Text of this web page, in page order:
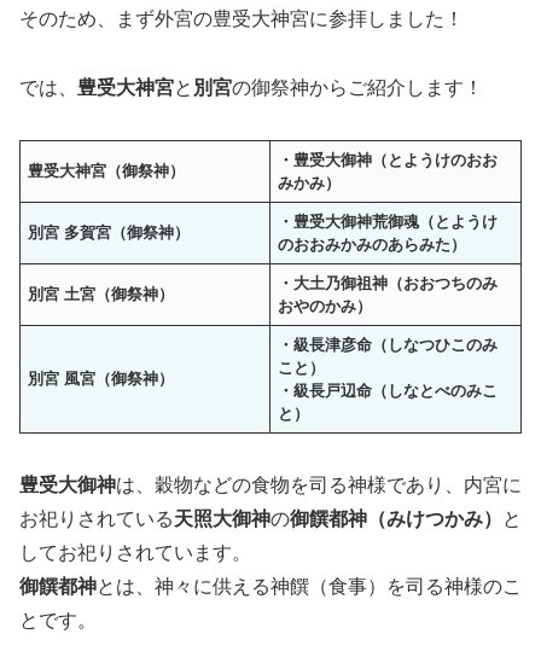
そのため、まず外宮の豊受大神宮に参拝しました！
では、 豊受大神宮と 別宮の御祭神からご紹介します！
豊受大神宮 （御祭神）
・豊受大御神（とようけのおお
みかみ）
別宮 多賀宮 （御祭神）
・豊受大御神荒御魂（とようけ
のおおみかみのあらみた）
別宮 土宮（御祭神）
・大土乃御祖神（おおつちのみ
おやのかみ）
別宮 風宮（御祭神）
・級長津彦命（しなつひこのみ
こと）
・級長戸辺命（しなとべのみこ
と）
豊受大御神は、穀物などの食物を司る神様であり、内宮に
お祀りされている天照大御神の御饌都神 （みけつかみ）
と
してお祀りされています。
御饌都神とは、神々に供える神饌（食事）を司る神様のこ
とです。